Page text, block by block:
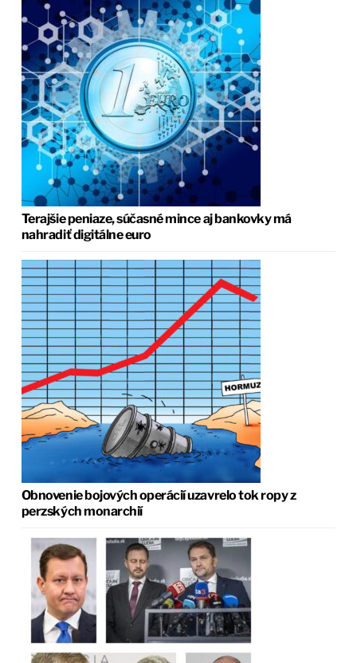
Terajšie peniaze, súčasné mince aj bankovky má
nahradiť digitálne euro
Obnovenie bojových operácií uzavrelo tok ropy z
perzských monarchií